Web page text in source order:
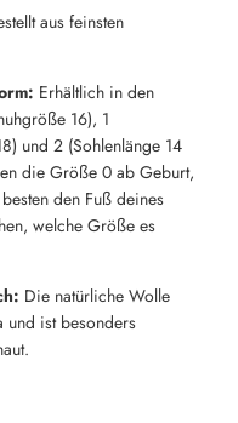
aus feinsten
Erhältlich in den
16), 1
und 2 (Sohlenlänge 14
die Größe 0 ab Geburt,
den Fuß deines
welche Größe es
Die natürliche Wolle
und ist besonders